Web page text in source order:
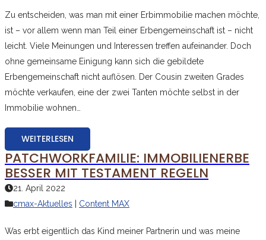
Zu entscheiden, was man mit einer Erbimmobilie machen möchte,
ist – vor allem wenn man Teil einer Erbengemeinschaft ist – nicht
leicht. Viele Meinungen und Interessen treffen aufeinander. Doch
ohne gemeinsame Einigung kann sich die gebildete
Erbengemeinschaft nicht auflösen. Der Cousin zweiten Grades
möchte verkaufen, eine der zwei Tanten möchte selbst in der
Immobilie wohnen…
WEITERLESEN
PATCHWORKFAMILIE: IMMOBILIENERBE
BESSER MIT TESTAMENT REGELN
21. April 2022
cmax-Aktuelles
Content MAX
Was erbt eigentlich das Kind meiner Partnerin und was meine